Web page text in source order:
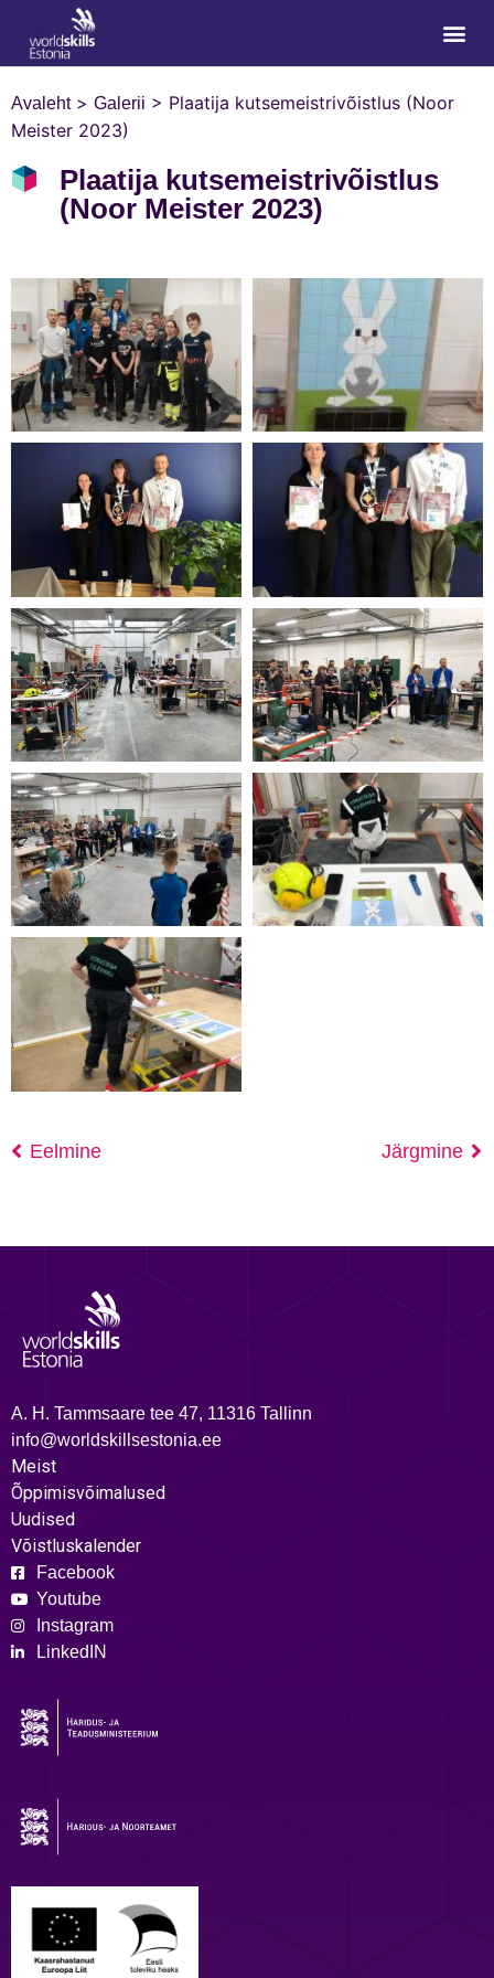
Avaleht> Galerii > Plaatija kutsemeistrivõistlus (Noor
Meister 2023)
Plaatija kutsemeistrivõistlus
(Noor Meister 2023)
Eelmine Järgmine
A. H. Tammsaare tee 47, 11316 Tallinn
info@worldskillsestonia.ee
Meist
Õppimisvõimalused
Uudised
Võistluskalender
Facebook
Youtube
Instagram
LinkedIN